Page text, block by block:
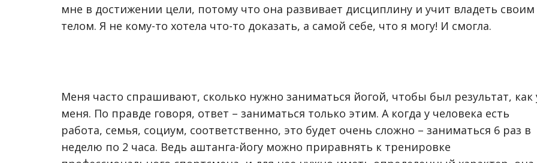
мне в достижении цели, потому что она развивает дисциплину и учит владеть своим
телом. Я не кому-то хотела что-то доказать, а самой себе, что я могу! И смогла.
Меня часто спрашивают, сколько нужно заниматься йогой, чтобы был результат, как
меня. По правде говоря, ответ – заниматься только этим. А когда у человека есть
работа, семья, социум, соответственно, это будет очень сложно – заниматься 6 раз в
неделю по 2 часа. Ведь аштанга-йогу можно приравнять к тренировке